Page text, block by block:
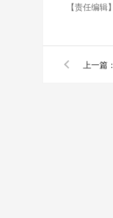
【责任编辑】
上一篇：